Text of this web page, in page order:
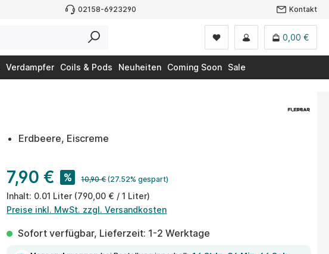
02158-6923290 Kontakt
0,00 €
Verdampfer Coils & Pods Neuheiten Coming Soon
Sale
Erdbeere, Eiscreme
7,90 € % 10,90 € (27.52% gespart)
Inhalt: 0.01 Liter (790,00 € / 1 Liter)
Preise inkl. MwSt. zzgl. Versandkosten
Sofort verfügbar, Lieferzeit: 1-2 Werktage